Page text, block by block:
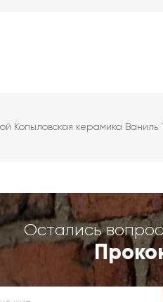
Копыловская керамика Ваниль
Остались